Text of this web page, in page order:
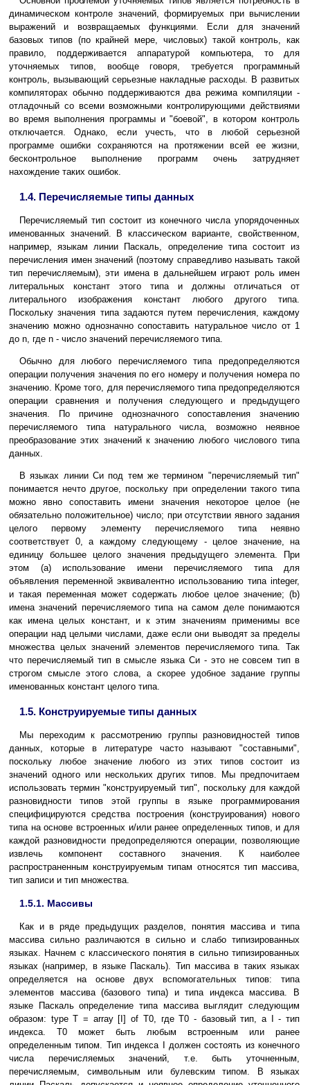
динамическом контроле значений, формируемых при вычислении
выражений и возвращаемых функциями. Если для значений
базовых типов (по крайней мере, числовых) такой контроль, как
правило, поддерживается аппаратурой компьютера, то для
уточняемых типов, вообще говоря, требуется программный
контроль, вызывающий серьезные накладные расходы. В развитых
компиляторах обычно поддерживаются два режима компиляции -
отладочный со всеми возможными контролирующими действиями
во время выполнения программы и "боевой", в котором контроль
отключается. Однако, если учесть, что в любой серьезной
программе ошибки сохраняются на протяжении всей ее жизни,
бесконтрольное выполнение программ очень затрудняет
нахождение таких ошибок.
1.4. Перечисляемые типы данных
Перечисляемый тип состоит из конечного числа упорядоченных
именованных значений. В классическом варианте, свойственном,
например, языкам линии Паскаль, определение типа состоит из
перечисления имен значений (поэтому справедливо называть такой
тип перечисляемым), эти имена в дальнейшем играют роль имен
литеральных констант этого типа и должны отличаться от
литерального изображения констант любого другого типа.
Поскольку значения типа задаются путем перечисления, каждому
значению можно однозначно сопоставить натуральное число от 1
до n, где n - число значений перечисляемого типа.
Обычно для любого перечисляемого типа предопределяются
операции получения значения по его номеру и получения номера по
значению. Кроме того, для перечисляемого типа предопределяются
операции сравнения и получения следующего и предыдущего
значения. По причине однозначного сопоставления значению
перечисляемого типа натурального числа, возможно неявное
преобразование этих значений к значению любого числового типа
данных.
В языках линии Си под тем же термином "перечисляемый тип"
понимается нечто другое, поскольку при определении такого типа
можно явно сопоставить имени значения некоторое целое (не
обязательно положительное) число; при отсутствии явного задания
целого первому элементу перечисляемого типа неявно
соответствует 0, а каждому следующему - целое значение, на
единицу большее целого значения предыдущего элемента. При
этом (a) использование имени перечисляемого типа для
объявления переменной эквивалентно использованию типа integer,
и такая переменная может содержать любое целое значение; (b)
имена значений перечисляемого типа на самом деле понимаются
как имена целых констант, и к этим значениям применимы все
операции над целыми числами, даже если они выводят за пределы
множества целых значений элементов перечисляемого типа. Так
что перечисляемый тип в смысле языка Си - это не совсем тип в
строгом смысле этого слова, а скорее удобное задание группы
именованных констант целого типа.
1.5. Конструируемые типы данных
Мы переходим к рассмотрению группы разновидностей типов
данных, которые в литературе часто называют "составными",
поскольку любое значение любого из этих типов состоит из
значений одного или нескольких других типов. Мы предпочитаем
использовать термин "конструируемый тип", поскольку для каждой
разновидности типов этой группы в языке программирования
специфицируются средства построения (конструирования) нового
типа на основе встроенных и/или ранее определенных типов, и для
каждой разновидности предопределяются операции, позволяющие
извлечь компонент составного значения. К наиболее
распространенным конструируемым типам относятся тип массива,
тип записи и тип множества.
1.5.1. Массивы
Как и в ряде предыдущих разделов, понятия массива и типа
массива сильно различаются в сильно и слабо типизированных
языках. Начнем с классического понятия в сильно типизированных
языках (например, в языке Паскаль). Тип массива в таких языках
определяется на основе двух вспомогательных типов: типа
элементов массива (базового типа) и типа индекса массива. В
языке Паскаль определение типа массива выглядит следующим
образом: type T = array [I] of T0, где T0 - базовый тип, а I - тип
индекса. T0 может быть любым встроенным или ранее
определенным типом. Тип индекса I должен состоять из конечного
числа перечисляемых значений, т.е. быть уточненным,
перечисляемым, символьным или булевским типом. В языках